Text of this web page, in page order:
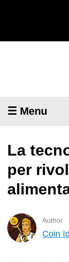
☰ Menu
La
per
Author
Coin